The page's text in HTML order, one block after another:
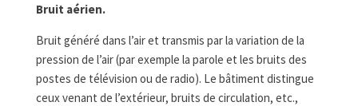
Bruit aérien.
Bruit généré dans l’air et transmis par la variation de la
pression de l’air (par exemple la parole et les bruits des
postes de télévision ou de radio). Le bâtiment distingue
ceux venant de l’extérieur, bruits de circulation, etc.,